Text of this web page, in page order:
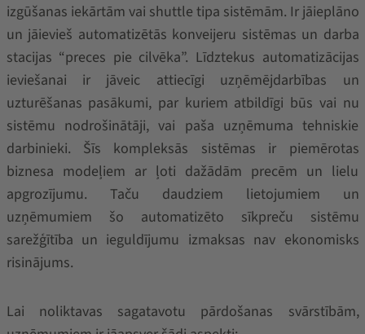
izgūšanas iekārtām vai shuttle tipa sistēmām. Ir jāieplāno
un jāievieš automatizētās konveijeru sistēmas un darba
stacijas “preces pie cilvēka”. Līdztekus automatizācijas
ieviešanai ir jāveic attiecīgi uzņēmējdarbības un
uzturēšanas pasākumi, par kuriem atbildīgi būs vai nu
sistēmu nodrošinātāji, vai paša uzņēmuma tehniskie
darbinieki. Šīs kompleksās sistēmas ir piemērotas
biznesa modeļiem ar ļoti dažādām precēm un lielu
apgrozījumu. Taču daudziem lietojumiem un
uzņēmumiem šo automatizēto sīkpreču sistēmu
sarežģītība un ieguldījumu izmaksas nav ekonomisks
risinājums.
Lai noliktavas sagatavotu pārdošanas svārstībām,